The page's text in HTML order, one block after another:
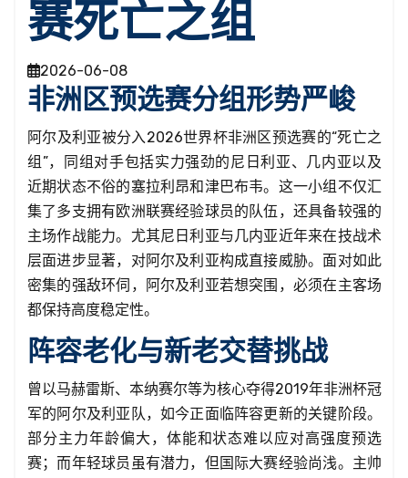
赛死亡之组
2026-06-08
非洲区预选赛分组形势严峻
阿尔及利亚被分入2026世界杯非洲区预选赛的“死亡之
组”，同组对手包括实力强劲的尼日利亚、几内亚以及
近期状态不俗的塞拉利昂和津巴布韦。这一小组不仅汇
集了多支拥有欧洲联赛经验球员的队伍，还具备较强的
主场作战能力。尤其尼日利亚与几内亚近年来在技战术
层面进步显著，对阿尔及利亚构成直接威胁。面对如此
密集的强敌环伺，阿尔及利亚若想突围，必须在主客场
都保持高度稳定性。
阵容老化与新老交替挑战
曾以马赫雷斯、本纳赛尔等为核心夺得2019年非洲杯冠
军的阿尔及利亚队，如今正面临阵容更新的关键阶段。
部分主力年龄偏大，体能和状态难以应对高强度预选
赛；而年轻球员虽有潜力，但国际大赛经验尚浅。主帅